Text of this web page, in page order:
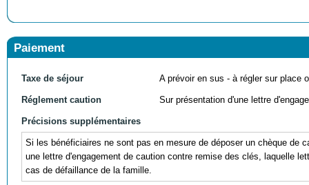
Paiement
Taxe de séjour A prévoir en sus - à régler sur place
Réglement caution Sur présentation d'une lettre
Précisions supplémentaires
Si les bénéficiaires ne sont pas en mesure de déposer un chèque de
une lettre d'engagement de caution contre remise des clés, laquelle
cas de défaillance de la famille.